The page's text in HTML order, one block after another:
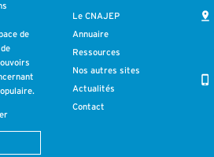
de
Le CNAJEP
Annuaire
Ressources
Nos autres sites
Actualités
Contact